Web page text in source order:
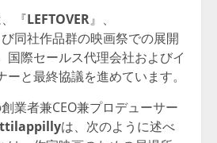
『LEFTOVER』、
同社作品群の映画祭での展開
国際セールス代理会社およびイ
ーと最終協議を進めています。
業者兼CEO兼プロデューサー
は、次のように述べ